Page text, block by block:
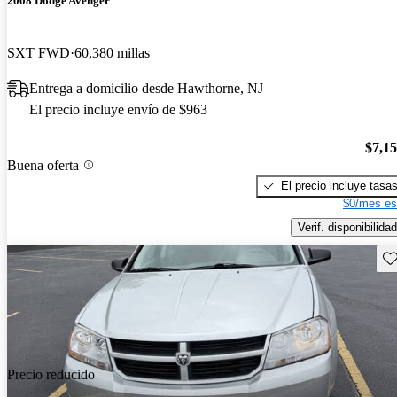
SXT FWD 60,380 millas
Entrega a domicilio desde Hawthorne, NJ
El precio incluye envío de $963
Buena oferta
El precio incluye tasas
$0/mes
Verif. disponibilidad
Precio reducido